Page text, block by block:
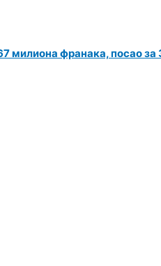
милиона франака, посао